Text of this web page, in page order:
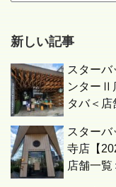
新しい記事
スターバ
ンターⅡ
タバ＜店
スターバ
寺店【
店舗一覧